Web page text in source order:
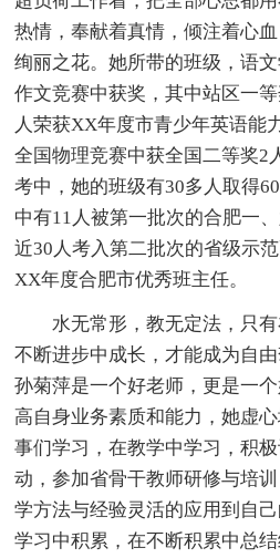
热情，奉献着真情，倾注着心
绚丽之花。她所带的班级，语
作文竞赛中获奖，其中站区一
人荣获XX年度市青少年英语能
全国物理竞赛中获全国二等奖2
考中，她的班级有30多人取得
中有11人被第一批次的合肥一
近30人考入第二批次的省级示
XX年度合肥市优秀班主任。
水无常形，教无定法，只
不断进步中成长，才能成为自由
孙菊萍是一个好老师，更是一
高自身业务素质和能力，她虚
事们学习，在教学中学习，积
动，参加省骨干教师研修与培
学方法与经验灵活的应用到自
学习中积累，在不断积累中总